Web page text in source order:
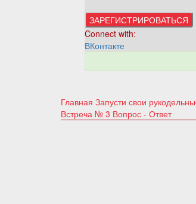
Connect with:
ВКонтакте
Главная Запусти свои
Встреча № 3 Вопрос - Ответ